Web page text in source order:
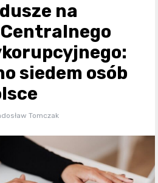
na
siedem osób
Tomczak